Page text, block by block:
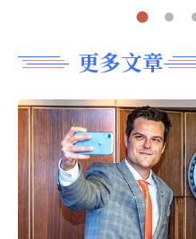
更多文章